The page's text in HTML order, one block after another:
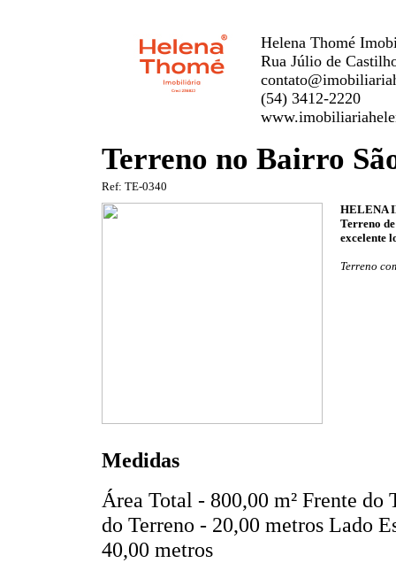
Helena Thomé
Rua Júlio de
(54) 3412-2220
Terreno no Bairro
Ref: TE-0340
HELENA
Terreno
excelente
Terreno
Medidas
Área Total - 800,00 m² Frente do
do Terreno - 20,00 metros Lado
40,00 metros